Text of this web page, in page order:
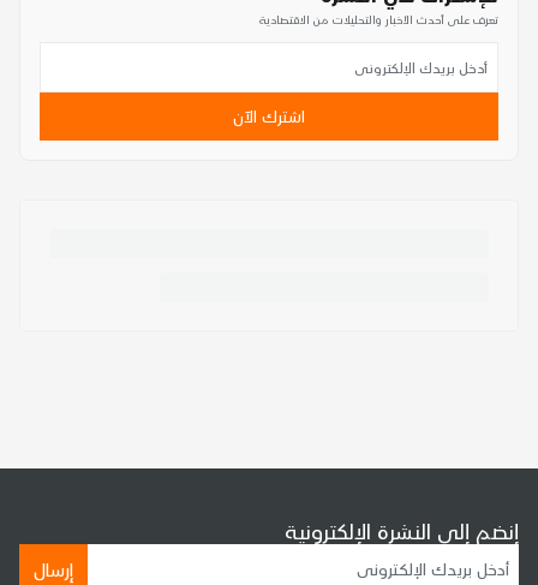
تعرف على أحدث الأخبار والتحليلات من الاقتصادية
اشترك الآن
إنضم إلى النشرة الإلكترونية
إرسال